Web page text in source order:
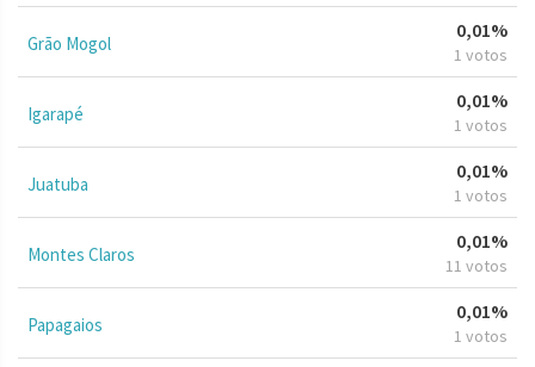
Grão Mogol
0,01%
1 votos
Igarapé
0,01%
1 votos
Juatuba
0,01%
1 votos
Montes Claros
0,01%
11 votos
Papagaios
0,01%
1 votos